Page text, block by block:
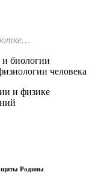
биологии
человека
и физике
Родины